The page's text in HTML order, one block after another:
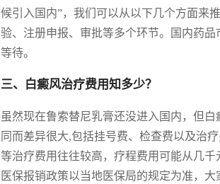
候引入国内”，我们可以从以下几个方面来
验、注册申报、审批等多个环节。国内药
等待。
三、白癜风治疗费用知多少？
虽然现在鲁索替尼乳膏还没进入国内，但
同而差异很大,包括挂号费、检查费以及治
等治疗费用往往较高，疗程费用可能从几
医保报销政策以当地医保局的规定为准，